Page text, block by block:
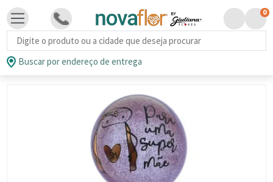
Busca de produtos
0
Buscar por endereço de entrega